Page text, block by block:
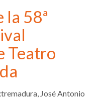
la 58ª
Teatro
José Antonio